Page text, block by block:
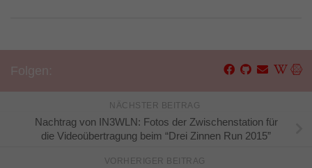
NÄCHSTER BEITRAG
Nachtrag von IN3WLN: Fotos der Zwischenstation für
die Videoübertragung beim “Drei Zinnen Run 2015”
VORHERIGER BEITRAG